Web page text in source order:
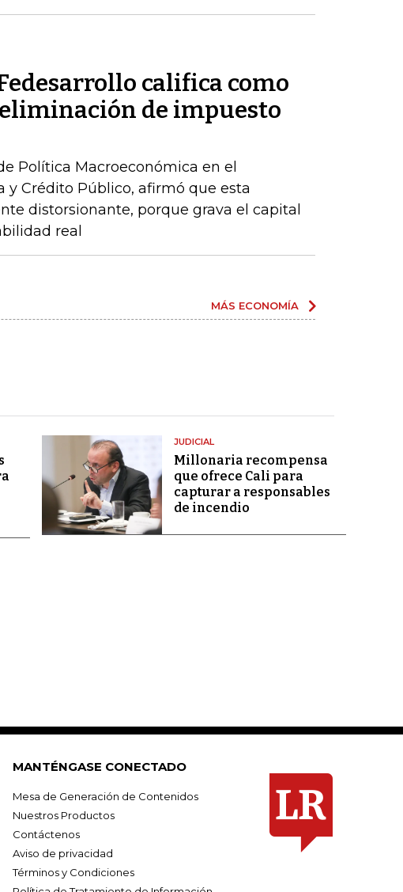
califica como
de impuesto
Política Macroeconómica en el
y Crédito Público, afirmó que esta
distorsionante, porque grava el capital
real
MÁS ECONOMÍA
JUDICIAL
Millonaria recompensa
que ofrece Cali para
capturar a responsables
de incendio
MANTÉNGASE CONECTADO
Mesa de Generación de Contenidos
Nuestros Productos
Contáctenos
Aviso de privacidad
Términos y Condiciones